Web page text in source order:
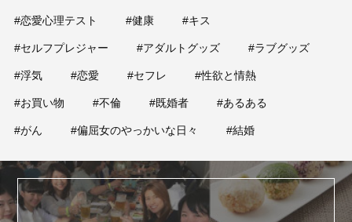
#恋愛心理テスト #健康 #キス
#セルフプレジャー #アダルトグッズ #ラブグッズ
#浮気 #恋愛 #セフレ #性欲と情熱
#お買い物 #不倫 #既婚者 #あるある
#がん #偏屈女のやっかいな日々 #結婚